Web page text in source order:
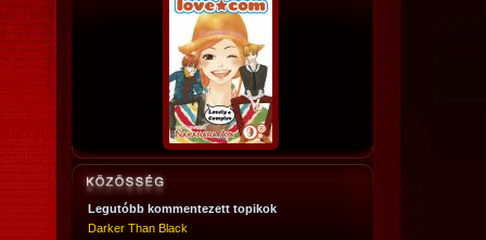
Legutóbb kommentezett topikok
Darker Than Black